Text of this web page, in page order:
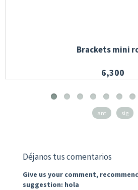
Brackets mini
6,300
ant sig
Déjanos tus comentarios
Give us your comment,
suggestion: hola